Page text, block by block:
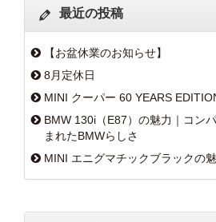
最近の投稿
【お盆休業のお知らせ】
8月定休日
MINI クーパー 60 YEARS
BMW 130i（E87）の魅力｜コン
まれたBMWらしさ
MINI エニグマチックブラックの